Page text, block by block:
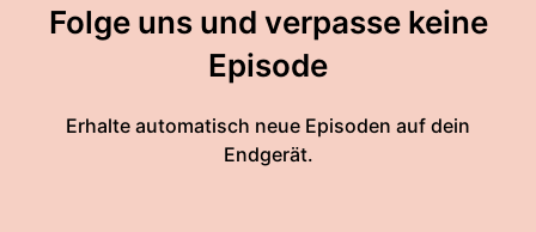
Folge uns und verpasse keine
Episode
Erhalte automatisch neue Episoden auf dein
Endgerät.